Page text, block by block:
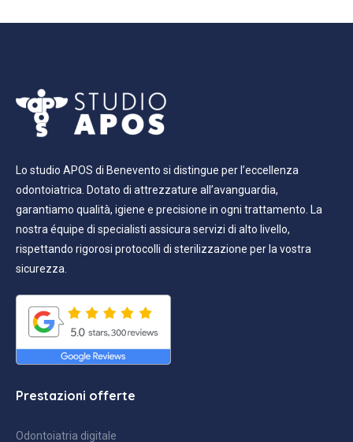
Lo studio APOS di Benevento si distingue per l’eccellenza
odontoiatrica. Dotato di attrezzature all’avanguardia,
garantiamo qualità, igiene e precisione in ogni trattamento. La
nostra équipe di specialisti assicura servizi di alto livello,
rispettando rigorosi protocolli di sterilizzazione per la vostra
sicurezza.
Prestazioni offerte
Odontoiatria digitale